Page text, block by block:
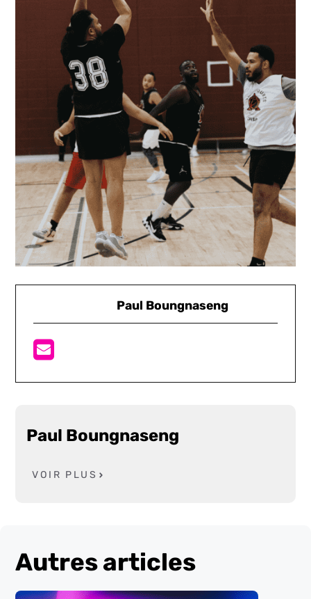
Paul Boungnaseng
Paul Boungnaseng
VOIR PLUS
Autres articles